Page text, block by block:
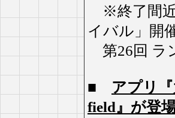
※終了間近
イバル」開
第26回 ラ
■ アプリ
field』が登場